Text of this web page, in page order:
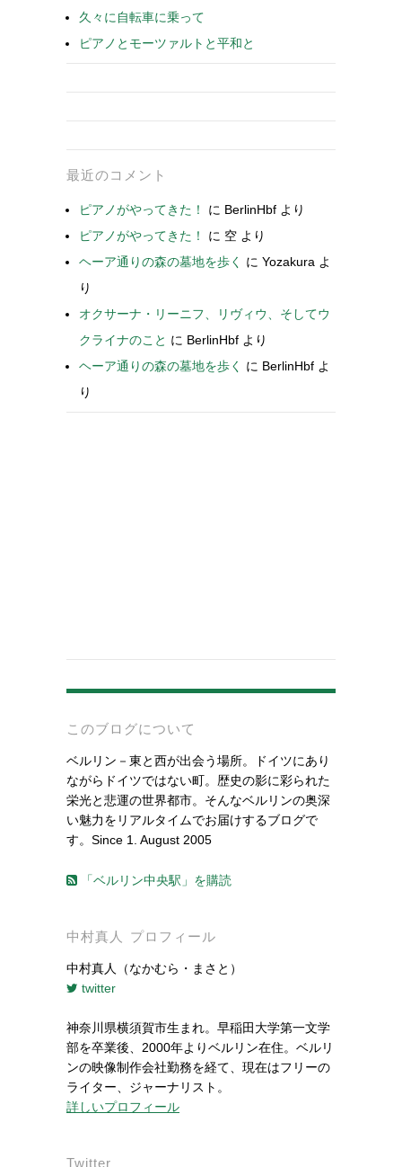
久々に自転車に乗って
ピアノとモーツァルトと平和と
最近のコメント
ピアノがやってきた！ に BerlinHbf より
ピアノがやってきた！
に 空 より
ヘーア通りの森の墓地を歩く
に Yozakura よ
り
オクサーナ・リーニフ、リヴィウ、そしてウ
クライナのこと に BerlinHbf より
ヘーア通りの森の墓地を歩く
に BerlinHbf よ
り
このブログについて
ベルリン－東と西が出会う場所。ドイツにあり
ながらドイツではない町。歴史の影に彩られた
栄光と悲運の世界都市。そんなベルリンの奥深
い魅力をリアルタイムでお届けするブログで
す。Since 1. August 2005
「ベルリン中央駅」を購読
中村真人 プロフィール
中村真人（なかむら・まさと）
twitter
神奈川県横須賀市生まれ。早稲田大学第一文学
部を卒業後、2000年よりベルリン在住。ベルリ
ンの映像制作会社勤務を経て、現在はフリーの
ライター、ジャーナリスト。
詳しいプロフィール
Twitter